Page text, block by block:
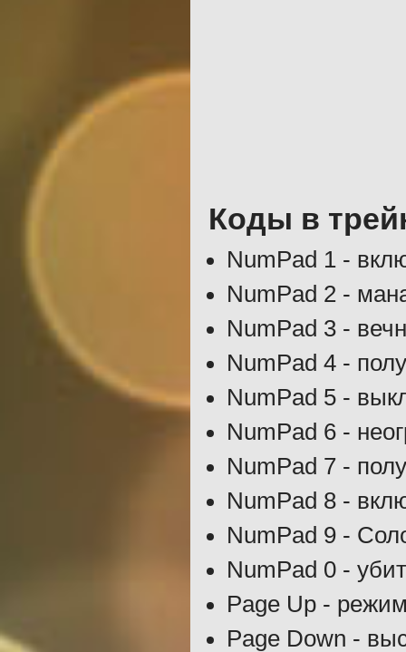
Коды в
NumPad 1 -
NumPad 2 -
NumPad 3 -
NumPad 4 -
NumPad 5 -
NumPad 6 -
NumPad 7 -
NumPad 8 -
NumPad 9 -
NumPad 0 -
Page Up -
Page Down -